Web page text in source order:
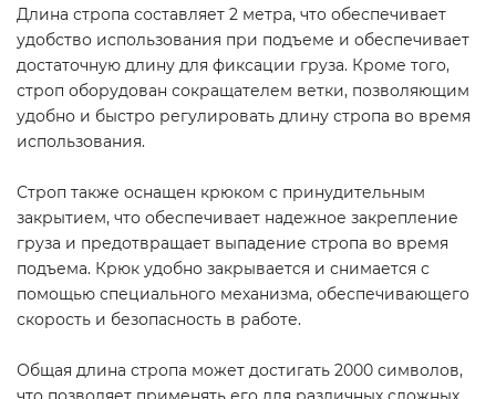
Длина стропа составляет 2 метра, что обеспечивает
удобство использования при подъеме и обеспечивает
достаточную длину для фиксации груза. Кроме того,
строп оборудован сокращателем ветки, позволяющим
удобно и быстро регулировать длину стропа во время
использования.
Строп также оснащен крюком с принудительным
закрытием, что обеспечивает надежное закрепление
груза и предотвращает выпадение стропа во время
подъема. Крюк удобно закрывается и снимается с
помощью специального механизма, обеспечивающего
скорость и безопасность в работе.
Общая длина стропа может достигать 2000 символов,